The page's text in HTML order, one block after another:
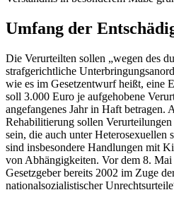
Umfang der
Die Verurteilten sollen „wegen des
strafgerichtliche
wie es im Gesetzentwurf heißt, eine
soll 3.000 Euro je aufgehobene
angefangenes Jahr in Haft betragen.
Rehabilitierung sollen
sein, die auch unter Heterosexuellen
sind insbesondere Handlungen mit
von Abhängigkeiten. Vor dem 8.
Gesetzgeber bereits 2002 im Zuge
nationalsozialistischer